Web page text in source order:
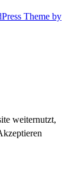
Theme by
weiternutzt,